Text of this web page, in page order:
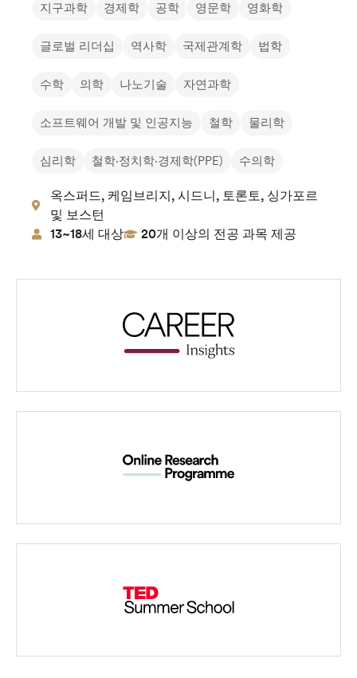
지구과학 경제학 공학 영문학 영화학
글로벌 리더십 역사학 국제관계학 법학
수학 의학 나노기술 자연과학
소프트웨어 개발 및 인공지능 철학 물리학
심리학 철학·정치학·경제학(PPE) 수의학
옥스퍼드, 케임브리지, 시드니, 토론토, 싱가포르
및 보스턴
13~18세 대상
20개 이상의 전공 과목 제공